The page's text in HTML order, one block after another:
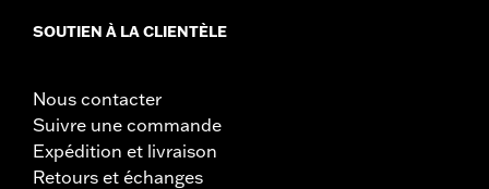
SOUTIEN À LA CLIENTÈLE
Nous contacter
Suivre une commande
Expédition et livraison
Retours et échanges